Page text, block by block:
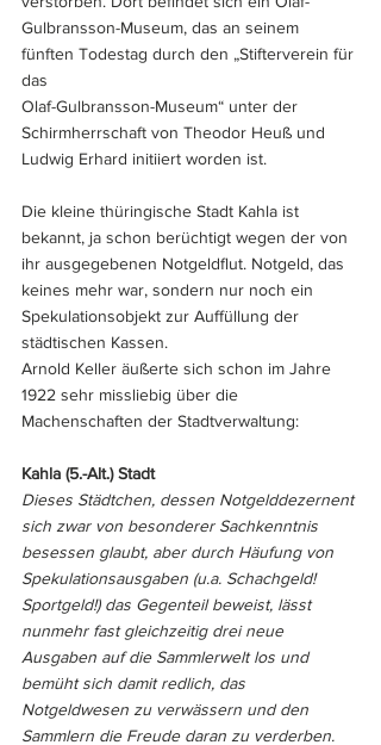
Gulbransson-Museum, das an seinem
fünften Todestag durch den „Stifterverein für
das
Olaf-Gulbransson-Museum“ unter der
Schirmherrschaft von Theodor Heuß und
Ludwig Erhard initiiert worden ist.
Die kleine thüringische Stadt Kahla ist
bekannt, ja schon berüchtigt wegen der von
ihr ausgegebenen Notgeldflut. Notgeld, das
keines mehr war, sondern nur noch ein
Spekulationsobjekt zur Auffüllung der
städtischen Kassen.
Arnold Keller äußerte sich schon im Jahre
1922 sehr missliebig über die
Machenschaften der Stadtverwaltung:
Kahla (5.-Alt.) Stadt
Dieses Städtchen, dessen Notgelddezernent
sich zwar von besonderer Sachkenntnis
besessen glaubt, aber durch Häufung von
Spekulationsausgaben (u.a. Schachgeld!
Sportgeld!) das Gegenteil beweist, lässt
nunmehr fast gleichzeitig drei neue
Ausgaben auf die Sammlerwelt los und
bemüht sich damit redlich, das
Notgeldwesen zu verwässern und den
Sammlern die Freude daran zu verderben.